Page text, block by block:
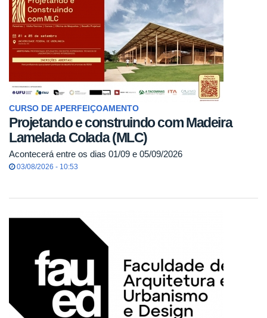
CURSO DE APERFEIÇOAMENTO
Projetando e construindo com Madeira
Lamelada Colada (MLC)
Acontecerá entre os dias 01/09 e 05/09/2026
03/08/2026 - 10:53